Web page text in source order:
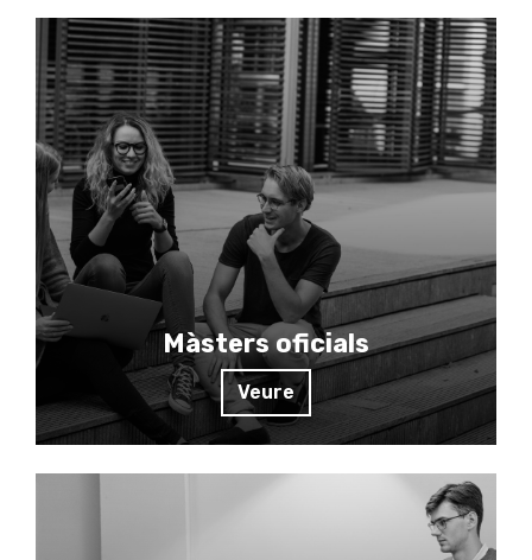
Màsters oficials
Veure